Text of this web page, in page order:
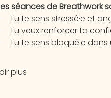
séances de Breathwork
Tu te sens stressé·e et
Tu veux renforcer ta
Tu te sens bloqué·e
plus